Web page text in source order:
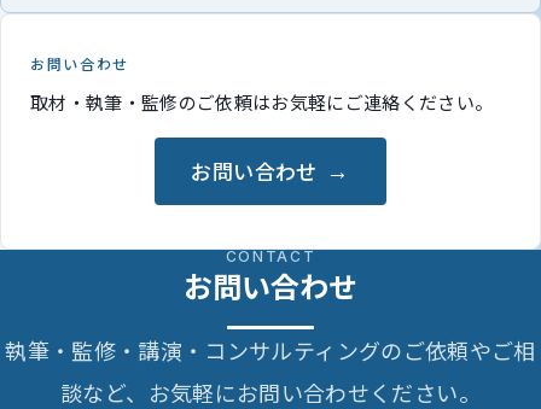
お問い合わせ
取材・執筆・監修のご依頼はお気軽にご連絡ください。
お問い合わせ
CONTACT
お問い合わせ
執筆・監修・講演・コンサルティングのご依頼やご相
談など、お気軽にお問い合わせください。